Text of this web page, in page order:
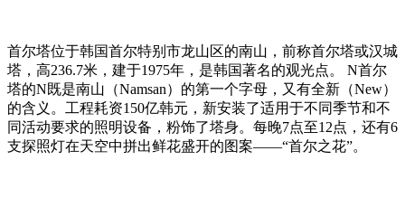
首尔塔位于韩国首尔特别市龙山区的南山，前称首尔塔或汉城
塔，高236.7米，建于1975年，是韩国著名的观光点。 N首尔
塔的N既是南山（Namsan）的第一个字母，又有全新（New）
的含义。工程耗资150亿韩元，新安装了适用于不同季节和不
同活动要求的照明设备，粉饰了塔身。每晚7点至12点，还有6
支探照灯在天空中拼出鲜花盛开的图案——“首尔之花”。